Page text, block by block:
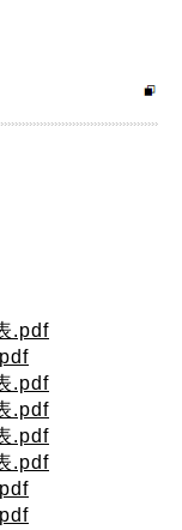
.pdf
.pdf
.pdf
.pdf
.pdf